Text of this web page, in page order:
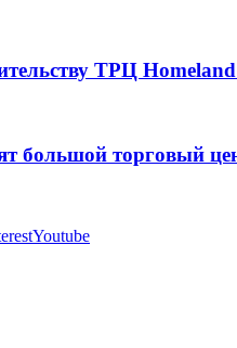
ТРЦ
большой торговый
Youtube